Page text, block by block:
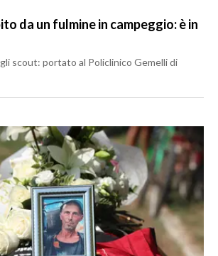
da un fulmine in campeggio: è in
scout: portato al Policlinico Gemelli di